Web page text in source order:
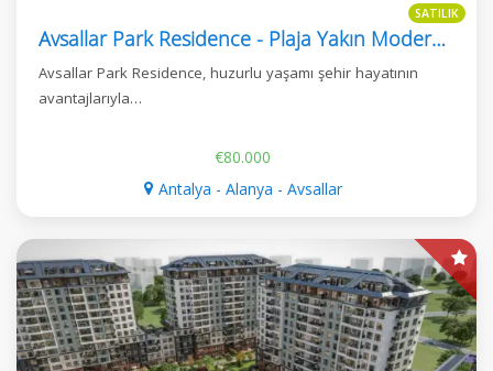
SATILIK
Avsallar Park Residence - Plaja Yakın Modern Daireler
Avsallar Park Residence, huzurlu yaşamı şehir hayatının
avantajlarıyla…
€80.000
Antalya - Alanya - Avsallar